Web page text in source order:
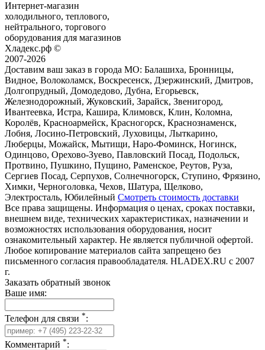
Интернет-магазин
холодильного, теплового,
нейтрального, торгового
оборудования для магазинов
Хладекс.рф ©
2007-2026
Доставим ваш заказ в города МО: Балашиха, Бронницы,
Видное, Волоколамск, Воскресенск, Дзержинский, Дмитров,
Долгопрудный, Домодедово, Дубна, Егорьевск,
Железнодорожный, Жуковский, Зарайск, Звенигород,
Ивантеевка, Истра, Кашира, Климовск, Клин, Коломна,
Королёв, Красноармейск, Красногорск, Краснознаменск,
Лобня, Лосино-Петровский, Луховицы, Лыткарино,
Люберцы, Можайск, Мытищи, Наро-Фоминск, Ногинск,
Одинцово, Орехово-Зуево, Павловский Посад, Подольск,
Протвино, Пушкино, Пущино, Раменское, Реутов, Руза,
Сергиев Посад, Серпухов, Солнечногорск, Ступино, Фрязино,
Химки, Черноголовка, Чехов, Шатура, Щелково,
Электросталь, Юбилейный Смотреть стоимость доставки
Все права защищены. Информация о ценах, сроках поставки,
внешнем виде, технических характеристиках, назначении и
возможностях использования оборудования, носит
ознакомительный характер. Не является публичной офертой.
Любое копирование материалов сайта запрещено без
письменного согласия правообладателя. HLADEX.RU c 2007
г.
Заказать обратный звонок
Ваше имя:
Телефон для связи *:
Комментарий *: